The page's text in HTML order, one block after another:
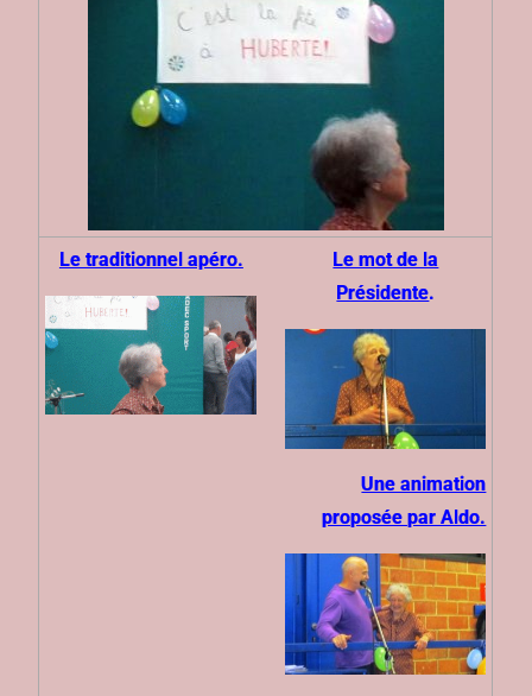
Le traditionnel apéro.
Le mot de la
Présidente.
Une animation
proposée par Aldo.